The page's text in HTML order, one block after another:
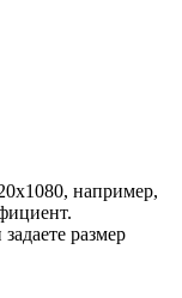
например,
размер